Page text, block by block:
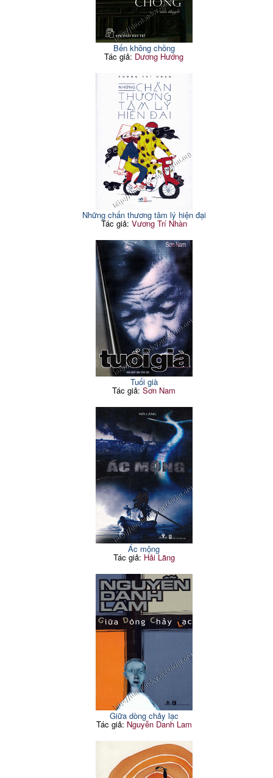
Bến không chồng
Tác giả: Dương Hướng
Những chấn thương tâm lý hiện đại
Tác giả: Vương Trí Nhàn
Tuổi già
Tác giả:Sơn Nam
Ác mộng
Tác giả: Hải Lăng
Giữa dòng chảy lạc
Tác giả: Nguyễn Danh Lam